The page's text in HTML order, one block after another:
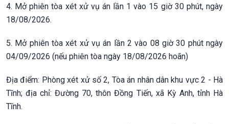
4. Mở phiên tòa xét xử vụ án lần 1 vào 15 giờ 30 phút, ngày
18/08/2026.
5. Mở phiên tòa xét xử vụ án lần 2 vào 08 giờ 30 phút ngày
04/09/2026 (nếu phiên tòa ngày 18/08/2026 hoãn)
Địa điểm: Phòng xét xử số 2, Tòa án nhân dân khu vực 2 - Hà
Tĩnh; địa chỉ: Đường 70, thôn Đồng Tiến, xã Kỳ Anh, tỉnh Hà
Tĩnh.